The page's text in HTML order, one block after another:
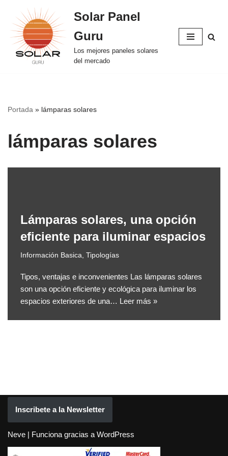
Saltar
al
contenido
Solar Panel
Guru
Los mejores paneles solares
del mercado
Portada » lámparas solares
lámparas solares
Lámparas solares, una opción
eficiente para iluminar espacios
Información Basica, Tipologías
Tipos, ventajas e inconvenientes Las lámparas solares
son una opción eficiente y ecológica para iluminar los
espacios exteriores de una… Leer más »
Inscribete a la Newsletter
Neve | Funciona gracias a WordPress